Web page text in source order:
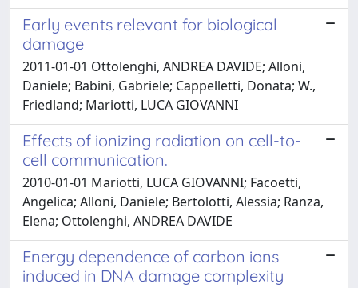
Early events relevant for biological
damage
2011-01-01 Ottolenghi, ANDREA DAVIDE; Alloni,
Daniele; Babini, Gabriele; Cappelletti, Donata; W.,
Friedland; Mariotti, LUCA GIOVANNI
Effects of ionizing radiation on cell-to-
cell communication.
2010-01-01 Mariotti, LUCA GIOVANNI; Facoetti,
Angelica; Alloni, Daniele; Bertolotti, Alessia; Ranza,
Elena; Ottolenghi, ANDREA DAVIDE
Energy dependence of carbon ions
induced in DNA damage complexity